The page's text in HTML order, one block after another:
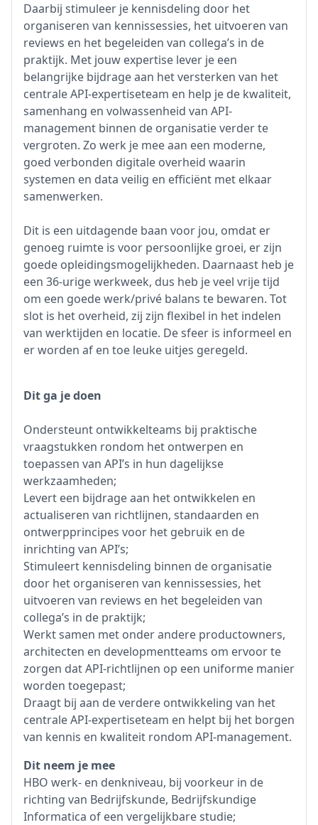
Daarbij stimuleer je kennisdeling door het
organiseren van kennissessies, het uitvoeren van
reviews en het begeleiden van collega’s in de
praktijk. Met jouw expertise lever je een
belangrijke bijdrage aan het versterken van het
centrale API-expertiseteam en help je de kwaliteit,
samenhang en volwassenheid van API-
management binnen de organisatie verder te
vergroten. Zo werk je mee aan een moderne,
goed verbonden digitale overheid waarin
systemen en data veilig en efficiënt met elkaar
samenwerken.
Dit is een uitdagende baan voor jou, omdat er
genoeg ruimte is voor persoonlijke groei, er zijn
goede opleidingsmogelijkheden. Daarnaast heb je
een 36-urige werkweek, dus heb je veel vrije tijd
om een goede werk/privé balans te bewaren. Tot
slot is het overheid, zij zijn flexibel in het indelen
van werktijden en locatie. De sfeer is informeel en
er worden af en toe leuke uitjes geregeld.
Dit ga je doen
Ondersteunt ontwikkelteams bij praktische
vraagstukken rondom het ontwerpen en
toepassen van API’s in hun dagelijkse
werkzaamheden;
Levert een bijdrage aan het ontwikkelen en
actualiseren van richtlijnen, standaarden en
ontwerpprincipes voor het gebruik en de
inrichting van API’s;
Stimuleert kennisdeling binnen de organisatie
door het organiseren van kennissessies, het
uitvoeren van reviews en het begeleiden van
collega’s in de praktijk;
Werkt samen met onder andere productowners,
architecten en developmentteams om ervoor te
zorgen dat API-richtlijnen op een uniforme manier
worden toegepast;
Draagt bij aan de verdere ontwikkeling van het
centrale API-expertiseteam en helpt bij het borgen
van kennis en kwaliteit rondom API-management.
Dit neem je mee
HBO werk- en denkniveau, bij voorkeur in de
richting van Bedrijfskunde, Bedrijfskundige
Informatica of een vergelijkbare studie;